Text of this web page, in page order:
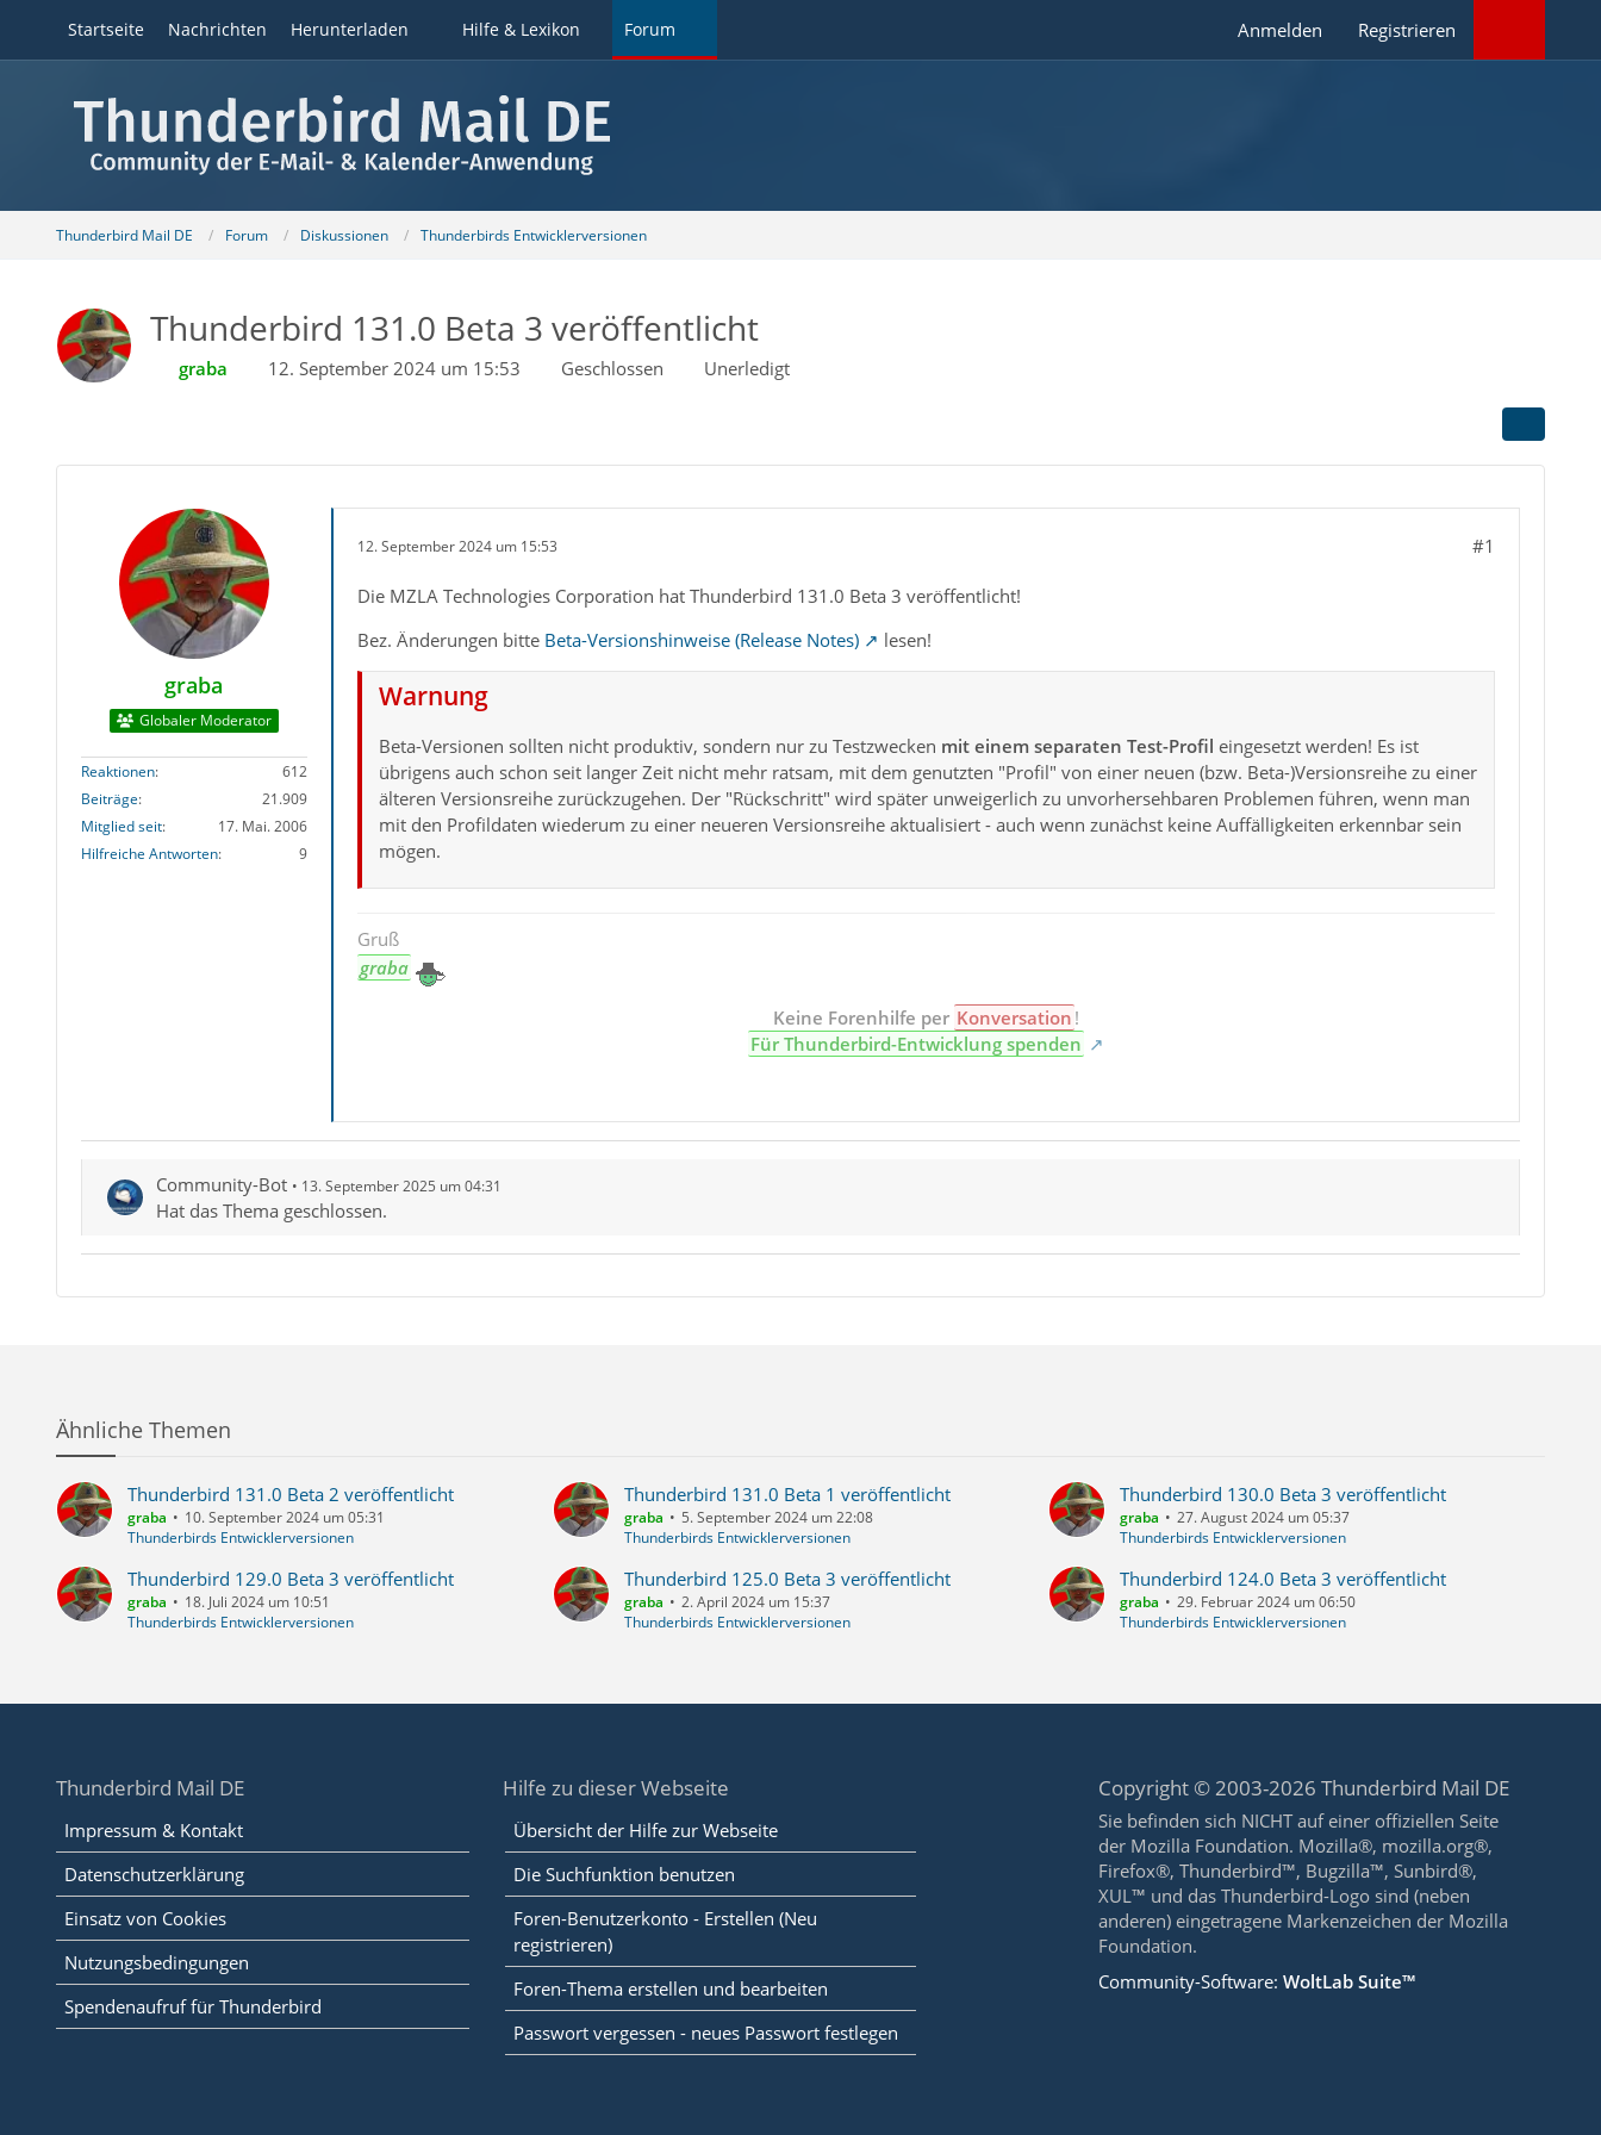
Startseite Nachrichten Herunterladen Hilfe & Lexikon Forum Anmelden Registrieren
Thunderbird Mail DE Forum Diskussionen Thunderbirds Entwicklerversionen
Thunderbird 131.0 Beta 3 veröffentlicht
graba 12. September 2024 um 15:53 Geschlossen Unerledigt
graba
Globaler Moderator
Reaktionen
612
Beiträge
21.909
Mitglied seit
17. Mai. 2006
Hilfreiche Antworten
9
12. September 2024 um 15:53 #1
Die MZLA Technologies Corporation hat Thunderbird 131.0 Beta 3 veröffentlicht!
Bez. Änderungen bitte Beta-Versionshinweise (Release Notes) lesen!
Warnung
Beta-Versionen sollten nicht produktiv, sondern nur zu Testzwecken mit einem separaten Test-Profil eingesetzt werden! Es ist
übrigens auch schon seit langer Zeit nicht mehr ratsam, mit dem genutzten "Profil" von einer neuen (bzw. Beta-)Versionsreihe zu einer
älteren Versionsreihe zurückzugehen. Der "Rückschritt" wird später unweigerlich zu unvorhersehbaren Problemen führen, wenn man
mit den Profildaten wiederum zu einer neueren Versionsreihe aktualisiert - auch wenn zunächst keine Auffälligkeiten erkennbar sein
mögen.
Gruß
graba
Keine Forenhilfe per Konversation !
Für Thunderbird-Entwicklung spenden
Community-Bot 13. September 2025 um 04:31
Hat das Thema geschlossen.
Ähnliche Themen
Thunderbird 131.0 Beta 2 veröffentlicht
graba
10. September 2024 um 05:31
Thunderbirds Entwicklerversionen
Thunderbird 131.0 Beta 1 veröffentlicht
graba
5. September 2024 um 22:08
Thunderbirds Entwicklerversionen
Thunderbird 130.0 Beta 3 veröffentlicht
graba
27. August 2024 um 05:37
Thunderbirds Entwicklerversionen
Thunderbird 129.0 Beta 3 veröffentlicht
graba
18. Juli 2024 um 10:51
Thunderbirds Entwicklerversionen
Thunderbird 125.0 Beta 3 veröffentlicht
graba
2. April 2024 um 15:37
Thunderbirds Entwicklerversionen
Thunderbird 124.0 Beta 3 veröffentlicht
graba
29. Februar 2024 um 06:50
Thunderbirds Entwicklerversionen
Thunderbird Mail DE
Impressum & Kontakt
Datenschutzerklärung
Einsatz von Cookies
Nutzungsbedingungen
Spendenaufruf für Thunderbird
Hilfe zu dieser Webseite
Übersicht der Hilfe zur Webseite
Die Suchfunktion benutzen
Foren-Benutzerkonto - Erstellen (Neu
registrieren)
Foren-Thema erstellen und bearbeiten
Passwort vergessen - neues Passwort festlegen
Copyright © 2003-2026 Thunderbird Mail DE
Sie befinden sich NICHT auf einer offiziellen Seite
der Mozilla Foundation. Mozilla®, mozilla.org®,
Firefox®, Thunderbird™, Bugzilla™, Sunbird®,
XUL™ und das Thunderbird-Logo sind (neben
anderen) eingetragene Markenzeichen der Mozilla
Foundation.
Community-Software:WoltLab Suite™